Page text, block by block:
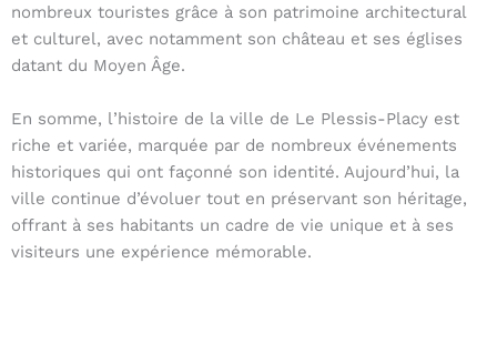
nombreux touristes grâce à son patrimoine architectural
et culturel, avec notamment son château et ses églises
datant du Moyen Âge.
En somme, l’histoire de la ville de Le Plessis-Placy est
riche et variée, marquée par de nombreux événements
historiques qui ont façonné son identité. Aujourd’hui, la
ville continue d’évoluer tout en préservant son héritage,
offrant à ses habitants un cadre de vie unique et à ses
visiteurs une expérience mémorable.